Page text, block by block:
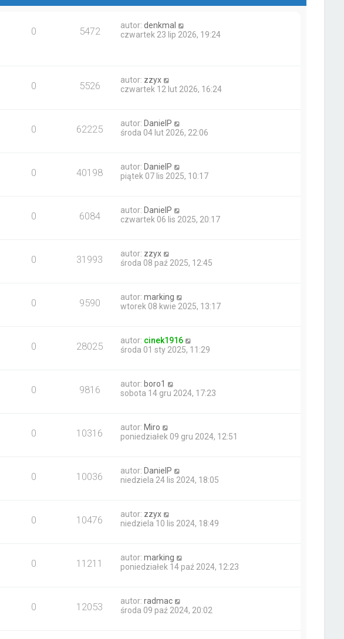
0 5472 autor:denkmal
czwartek 23 lip 2026, 19:24
0 5526 autor: zzyx
czwartek 12 lut 2026, 16:24
0 62225 autor: DanielP
środa 04 lut 2026, 22:06
0 40198 autor: DanielP
piątek 07 lis 2025, 10:17
0 6084 autor: DanielP
czwartek 06 lis 2025, 20:17
0 31993 autor: zzyx
środa 08 paź 2025, 12:45
0 9590 autor:marking
wtorek 08 kwie 2025, 13:17
0 28025 autor: cinek1916
środa 01 sty 2025, 11:29
0 9816 autor: boro1
sobota 14 gru 2024, 17:23
0 10316 autor: Miro
poniedziałek 09 gru 2024, 12:51
0 10036 autor: DanielP
niedziela 24 lis 2024, 18:05
0 10476 autor: zzyx
niedziela 10 lis 2024, 18:49
0 11211 autor:marking
poniedziałek 14 paź 2024, 12:23
0 12053 autor:radmac
środa 09 paź 2024, 20:02